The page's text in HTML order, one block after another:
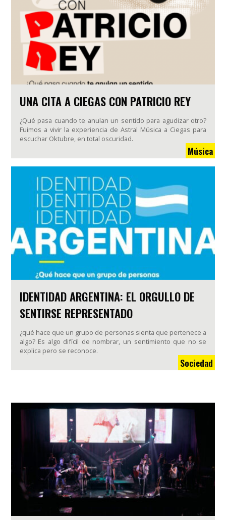
UNA CITA A CIEGAS CON PATRICIO REY
¿Qué pasa cuando te anulan un sentido para agudizar otro?
Fuimos a vivir la experiencia de Astral Música a Ciegas para
escuchar Oktubre, en total oscuridad.
Música
IDENTIDAD ARGENTINA: EL ORGULLO DE
SENTIRSE REPRESENTADO
¿qué hace que un grupo de personas sienta que pertenece a
algo? Es algo difícil de nombrar, un sentimiento que no se
explica pero se reconoce.
Sociedad